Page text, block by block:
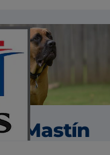
El Mastín
un